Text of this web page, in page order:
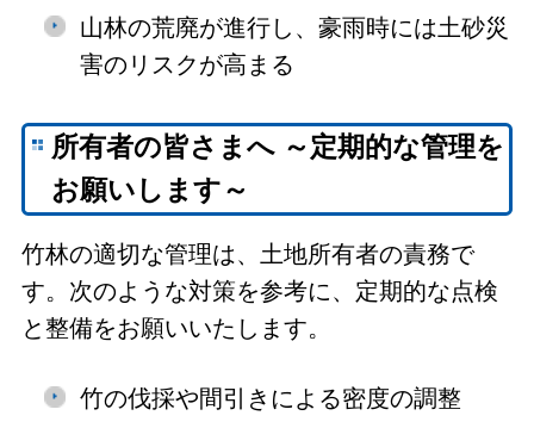
山林の荒廃が進行し、豪雨時には土砂災
害のリスクが高まる
所有者の皆さまへ ～定期的な管理を
お願いします～
竹林の適切な管理は、土地所有者の責務で
す。次のような対策を参考に、定期的な点検
と整備をお願いいたします。
竹の伐採や間引きによる密度の調整